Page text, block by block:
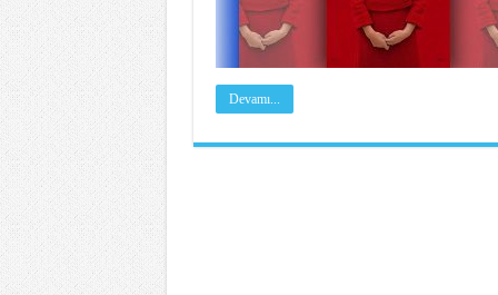
Devamı...